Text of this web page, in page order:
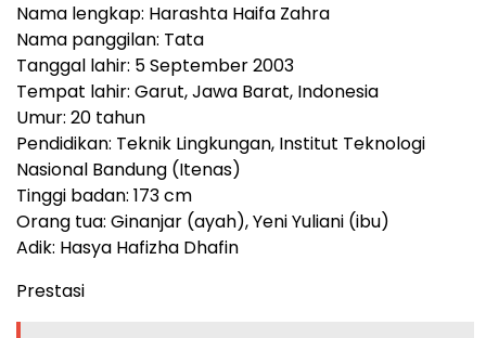
Nama lengkap: Harashta Haifa Zahra
Nama panggilan: Tata
Tanggal lahir: 5 September 2003
Tempat lahir: Garut, Jawa Barat, Indonesia
Umur: 20 tahun
Pendidikan: Teknik Lingkungan, Institut Teknologi
Nasional Bandung (Itenas)
Tinggi badan: 173 cm
Orang tua: Ginanjar (ayah), Yeni Yuliani (ibu)
Adik: Hasya Hafizha Dhafin
Prestasi